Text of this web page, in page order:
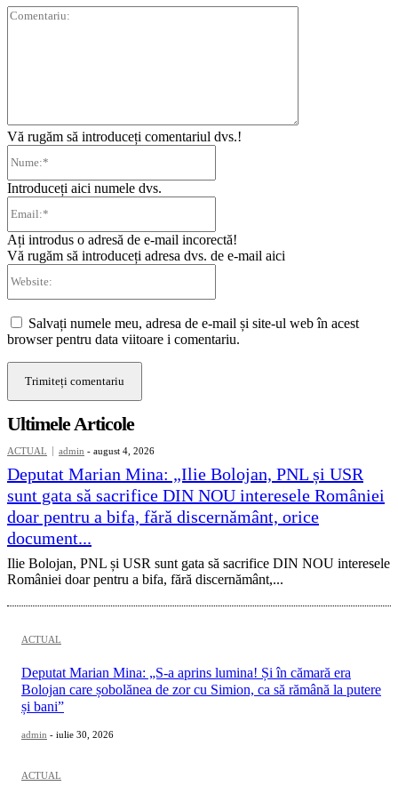
Vă rugăm să introduceți comentariul dvs.!
Introduceți aici numele dvs.
Ați introdus o adresă de e-mail incorectă!
Vă rugăm să introduceți adresa dvs. de e-mail aici
Salvați numele meu, adresa de e-mail și site-ul web în acest
browser pentru data viitoare i comentariu.
Ultimele Articole
ACTUAL admin - august 4, 2026
Deputat Marian Mina: „Ilie Bolojan, PNL și USR
sunt gata să sacrifice DIN NOU interesele României
doar pentru a bifa, fără discernământ, orice
document...
Ilie Bolojan, PNL și USR sunt gata să sacrifice DIN NOU interesele
României doar pentru a bifa, fără discernământ,...
ACTUAL
Deputat Marian Mina: „S-a aprins lumina! Și în cămară era
Bolojan care șobolănea de zor cu Simion, ca să rămână la putere
și bani”
admin - iulie 30, 2026
ACTUAL